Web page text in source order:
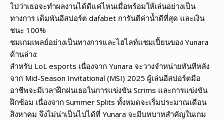
ไปว่าเธอจะทำผลงานได้ดีแค่ไหนเมื่อพร้อมให้เล่นอย่างเป็น
ทางการ เดิมพันอีสปอร์ต dafabet การันตีค่าน้ำดีที่สุด และเงิน
ชนะ 100%
ชมเกมเพลย์อย่างเป็นทางการและไฮไลท์แชมเปี้ยนของ Yunara
ด้านล่าง:
สำหรับ LoL esports เนื่องจาก Yunara จะวางจำหน่ายทันทีหลัง
จาก Mid-Season Invitational (MSI) 2025 ผู้เล่นอีสปอร์ตมือ
อาชีพจะมีเวลาฝึกฝนเธอในการแข่งขัน Scrims และการแข่งขัน
ฝึกซ้อม เนื่องจาก Summer Splits ทั้งหมดจะเริ่มประมาณเดือน
สิงหาคม จึงไม่น่าเป็นไปได้ที่ Yunara จะมีบทบาทสำคัญในเกม